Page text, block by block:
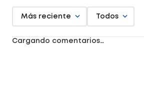
Más reciente Todos
Cargando comentarios…